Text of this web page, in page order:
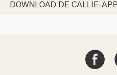
DOWNLOAD DE CALLIE-APP